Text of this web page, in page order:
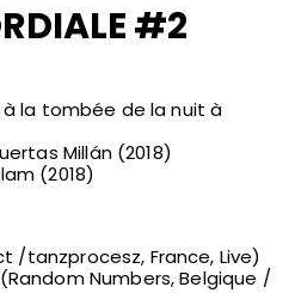
#2
à la tombée de la nuit à
Millán (2018)
(2018)
/tanzprocesz, France, Live)
Numbers, Belgique /